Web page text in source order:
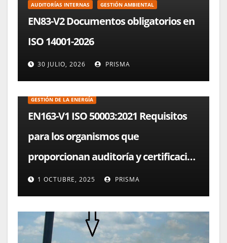
AUDITORÍAS INTERNAS GESTIÓN AMBIENTAL
EN83-V2 Documentos obligatorios en
ISO 14001-2026
30 JULIO, 2026 PRISMA
GESTIÓN DE LA ENERGÍA
EN163-V1 ISO 50003:2021 Requisitos
para los organismos que
proporcionan auditoría y certificacion
de los sistemas de gestión
energética.
1 OCTUBRE, 2025 PRISMA